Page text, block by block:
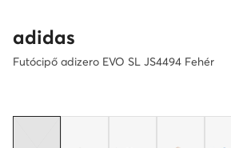
adidas
Futócipő adizero EVO SL JS4494 Fehér